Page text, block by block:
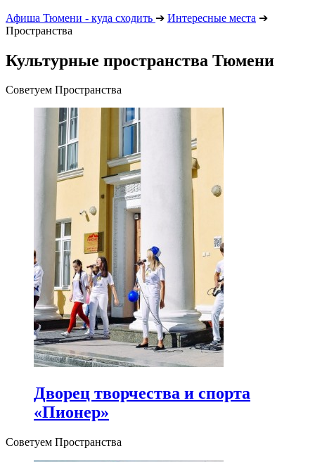
Афиша Тюмени - куда сходить ➔ Интересные места ➔
Пространства
Культурные пространства Тюмени
Советуем Пространства
Дворец творчества и спорта
«Пионер»
Советуем Пространства